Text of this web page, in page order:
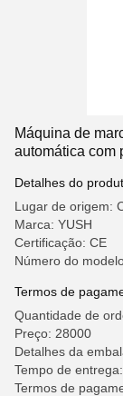
Máquina de
automática com
Detalhes do
Lugar de origem:
Marca: YUSH
Certificação: CE
Número do
Termos de
Quantidade de
Preço: 28000
Detalhes da
Tempo de
Termos de